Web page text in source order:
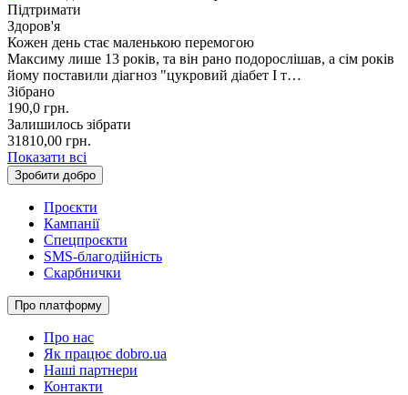
Підтримати
Здоров'я
Кожен день стає маленькою перемогою
Максиму лише 13 років, та він рано подорослішав, а сім років
йому поставили діагноз "цукровий діабет І т…
Зібрано
190,0 грн.
Залишилось зібрати
31810,00 грн.
Показати всі
Зробити добро
Проєкти
Кампанії
Спецпроєкти
SMS-благодійність
Скарбнички
Про платформу
Про нас
Як працює dobro.ua
Наші партнери
Контакти